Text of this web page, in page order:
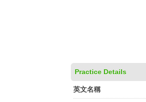
Practice Details
英文名稱